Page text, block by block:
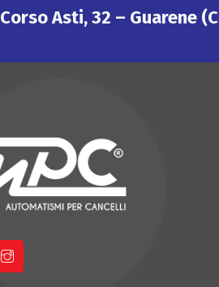
Corso Asti, 32 – Guarene